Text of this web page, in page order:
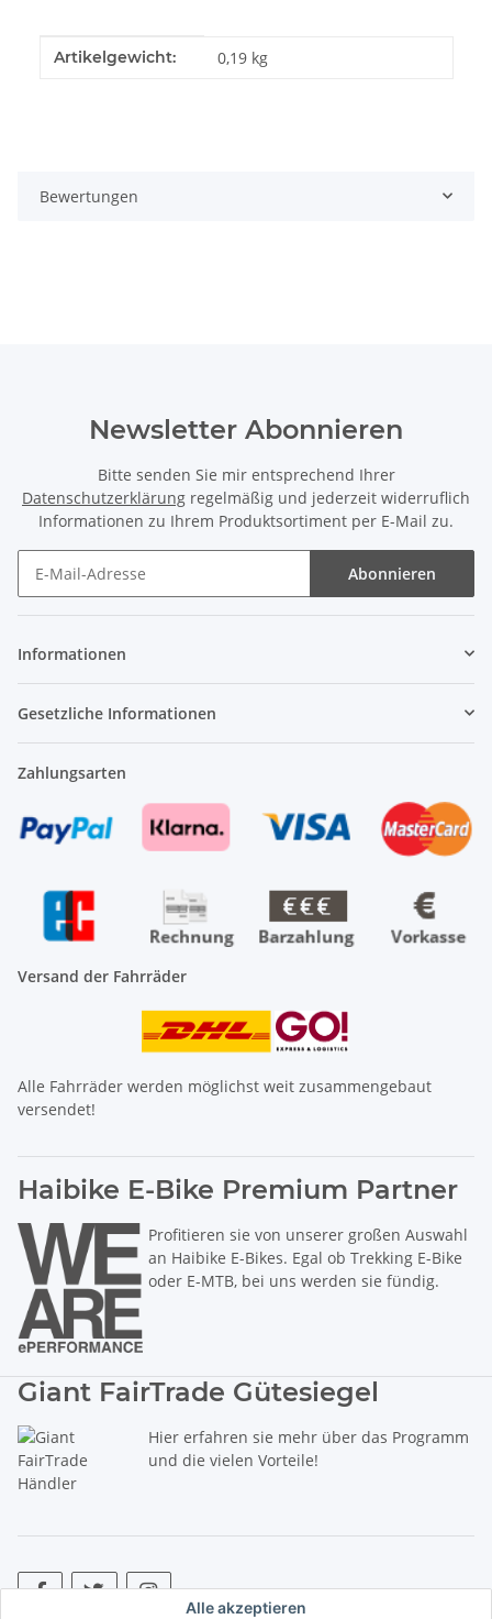
Alle akzeptieren
Produkteigenschaft
Wert
Artikelgewicht: 0,19 kg
Bewertungen
Newsletter Abonnieren
Bitte senden Sie mir entsprechend Ihrer
Datenschutzerklärung regelmäßig und jederzeit widerruflich
Informationen zu Ihrem Produktsortiment per E-Mail zu.
Abonnieren
Informationen
Gesetzliche Informationen
Zahlungsarten
Versand der Fahrräder
Alle Fahrräder werden möglichst weit zusammengebaut
versendet!
Haibike E-Bike Premium Partner
Profitieren sie von unserer großen Auswahl
an Haibike E-Bikes. Egal ob Trekking E-Bike
oder E-MTB, bei uns werden sie fündig.
Giant FairTrade Gütesiegel
Hier erfahren sie mehr über das Programm
und die vielen Vorteile!